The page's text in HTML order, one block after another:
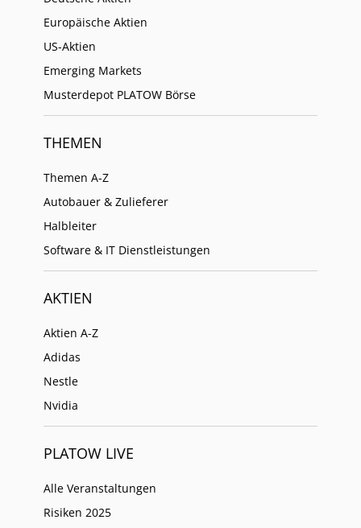
Europäische Aktien
US-Aktien
Emerging Markets
Musterdepot PLATOW Börse
THEMEN
Themen A-Z
Autobauer & Zulieferer
Halbleiter
Software & IT Dienstleistungen
AKTIEN
Aktien A-Z
Adidas
Nestle
Nvidia
PLATOW LIVE
Alle Veranstaltungen
Risiken 2025